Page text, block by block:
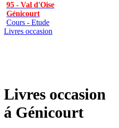
95 - Val d'Oise
Génicourt
Cours - Etude
Livres occasion
Livres occasion
á Génicourt